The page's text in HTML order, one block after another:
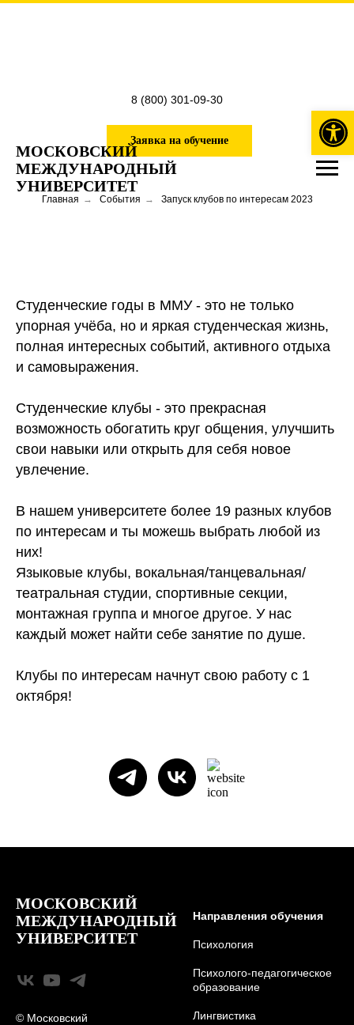
МОСКОВСКИЙ
МЕЖДУНАРОДНЫЙ
УНИВЕРСИТЕТ
8 (800) 301-09-30
Заявка на обучение
Главная → События → Запуск клубов по интересам 2023
Студенческие годы в ММУ - это не только
упорная учёба, но и яркая студенческая жизнь,
полная интересных событий, активного отдыха
и самовыражения.
Студенческие клубы - это прекрасная
возможность обогатить круг общения, улучшить
свои навыки или открыть для себя новое
увлечение.
В нашем университете более 19 разных клубов
по интересам и ты можешь выбрать любой из
них!
Языковые клубы, вокальная/танцевальная/
театральная студии, спортивные секции,
монтажная группа и многое другое. У нас
каждый может найти себе занятие по душе.
Клубы по интересам начнут свою работу с 1
октября!
МОСКОВСКИЙ
МЕЖДУНАРОДНЫЙ
УНИВЕРСИТЕТ
© Московский
Направления обучения
Психология
Психолого-педагогическое
образование
Лингвистика